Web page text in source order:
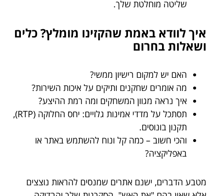
שליטה מוחלטת שלך.
איך לוודא באמת שהקזינו מומלץ? כלים
ושאלות בחרום
האם יש למקום רישיון ממשי?
מה אומרים שחקנים ותיקים על איכות השירות?
איך נראה מגוון המשחקים ומה רמת ההיצע?
תסתכל על מדדי אמינות גלויים: יחס החלוקה (RTP),
תקנון בונוסים.
והכי חשוב – כמה קל ונוח להשתמש באתר או
באפליקציה?
מטבע הדברים, ישנם אתרים שמנסים להראות נוצצים